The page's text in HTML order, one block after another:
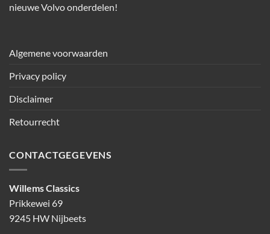
nieuwe Volvo onderdelen!
Algemene voorwaarden
Privacy policy
Disclaimer
Retourrecht
CONTACTGEGEVENS
Willems Classics
Prikkewei 69
9245 HW Nijbeets